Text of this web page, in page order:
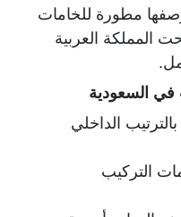
مطورة للخامات
المملكة العربية
في السعودية
بالترتيب الداخلي
التركيب